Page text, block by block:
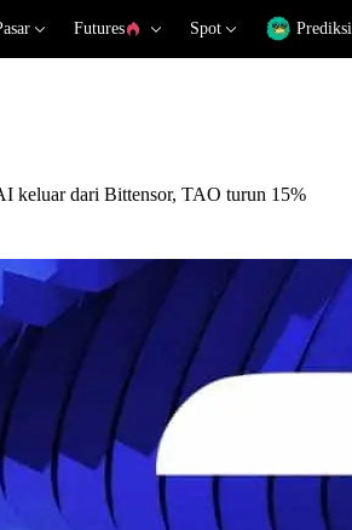
Futures Spot Prediksi
keluar dari Bittensor, TAO turun 15%